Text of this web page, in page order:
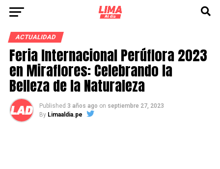
ACTUALIDAD
Feria Internacional Perúflora 2023
en Miraflores: Celebrando la
Belleza de la Naturaleza
Published 3 años ago on septiembre 27, 2023
By Limaaldia.pe